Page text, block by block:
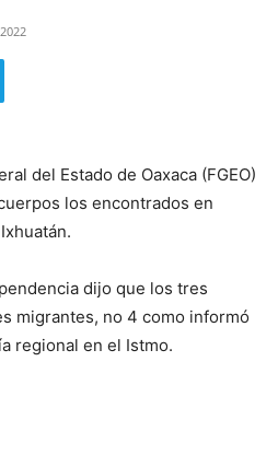
del Estado de Oaxaca (FGEO)
los encontrados en
dijo que los tres
migrantes, no 4 como informó
regional en el Istmo.